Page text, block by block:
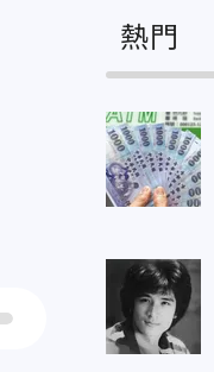
熱門